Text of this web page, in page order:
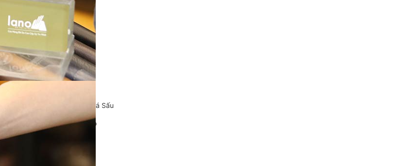
KHUYẾN MÃI
ĐỒ DA CÁ SẤU
Ví Cầm Tay Clutch Da Cá Sấu
Túi Xách – Túi Đeo Chéo
LIÊN HỆ